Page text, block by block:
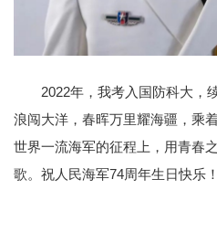
2022年，我考入国防科大，
浪闯大洋，春晖万里耀海疆，乘
世界一流海军的征程上，用青春
歌。祝人民海军74周年生日快乐！